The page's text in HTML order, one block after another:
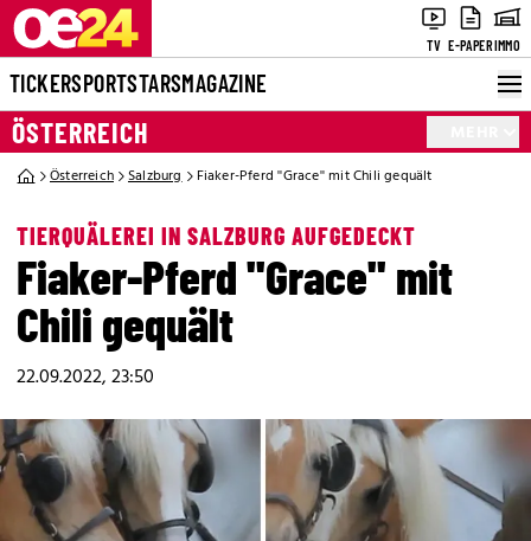
TV E-PAPERIMMO
TICKERSPORTSTARSMAGAZINE
ÖSTERREICH
Österreich Salzburg Fiaker-Pferd ''Grace'' mit Chili gequält
TIERQUÄLEREI IN SALZBURG AUFGEDECKT
Fiaker-Pferd ''Grace'' mit
Chili gequält
22.09.2022, 23:50